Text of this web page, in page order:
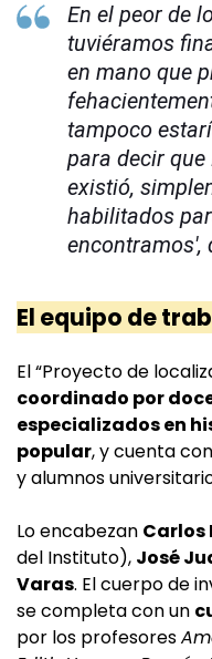
En el peor de
tuviéramos
en mano que
tampoco
para decir
existió,
habilitados
encontramos',
El equipo de
El “Proyecto de
coordinado por
especializados en
popular, y cuenta
y alumnos
Lo encabezan Carlos
del Instituto), José
Varas. El cuerpo de
se completa con un
por los profesores